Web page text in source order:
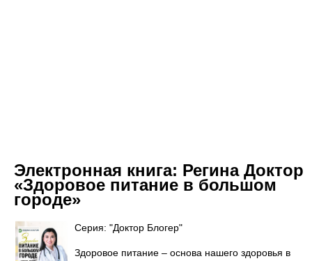
Электронная книга: Регина Доктор
«Здоровое питание в большом
городе»
Серия: "Доктор Блогер"
Здоровое питание – основа нашего здоровья в